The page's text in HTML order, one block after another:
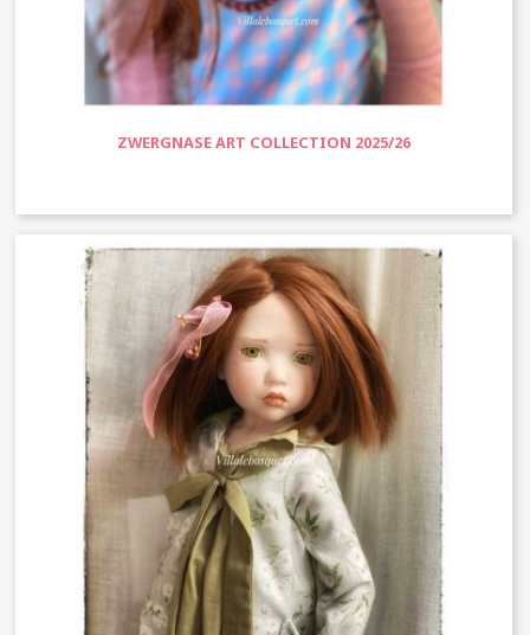
ZWERGNASE ART COLLECTION 2025/26